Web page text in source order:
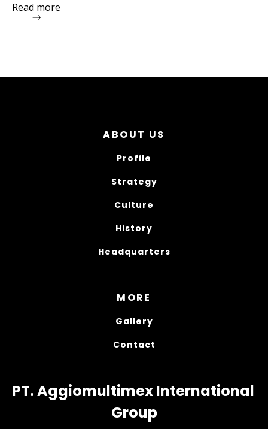
Read more
PT. Aggiomultimex International
Group
ABOUT US
Profile
Strategy
Culture
History
Headquarters
MORE
Gallery
Contact